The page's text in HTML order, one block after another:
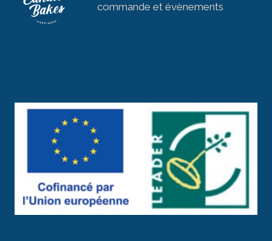
commande et évènements